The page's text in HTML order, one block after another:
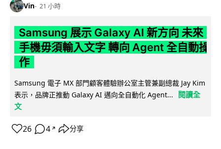
Vin 21 小時
Samsung 展示 Galaxy AI 新方向 未來
手機毋須輸入文字 轉向 Agent 全自動操
作
Samsung 電子 MX 部門顧客體驗辦公室主管兼副總裁 Jay Kim
表示，品牌正推動 Galaxy AI 邁向全自動化 Agent...
閱讀全
文
26 4 ↗ 分享